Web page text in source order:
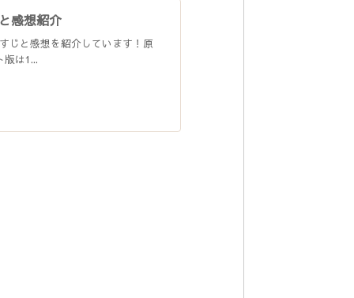
感想紹介
じと感想を紹介しています！原
は1...